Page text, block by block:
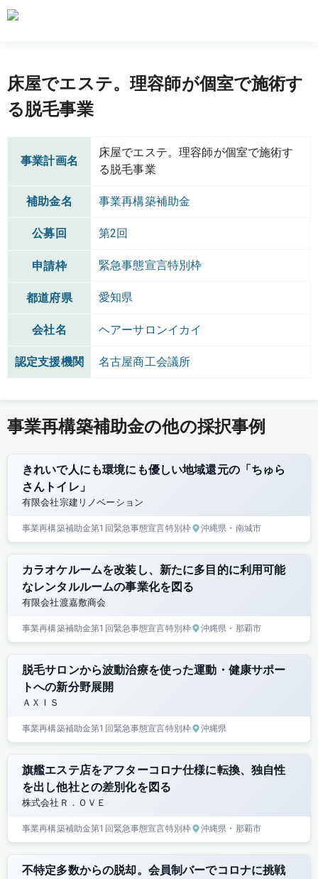
床屋でエステ。理容師が個室で施術す
る脱毛事業
事業計画名
床屋でエステ。理容師が個室で施術す
る脱毛事業
補助金名 事業再構築補助金
公募回 第2回
申請枠 緊急事態宣言特別枠
都道府県 愛知県
会社名 ヘアーサロンイカイ
認定支援機関 名古屋商工会議所
事業再構築補助金の他の採択事例
きれいで人にも環境にも優しい地域還元の「ちゅら
さんトイレ」
有限会社宗建リノベーション
事業再構築補助金第1回緊急事態宣言特別枠 沖縄県 ・南城市
カラオケルームを改装し、新たに多目的に利用可能
なレンタルルームの事業化を図る
有限会社渡嘉敷商会
事業再構築補助金第1回緊急事態宣言特別枠 沖縄県 ・那覇市
脱毛サロンから波動治療を使った運動・健康サポー
トへの新分野展開
ＡＸＩＳ
事業再構築補助金第1回緊急事態宣言特別枠 沖縄県
旗艦エステ店をアフターコロナ仕様に転換、独自性
を出し他社との差別化を図る
株式会社Ｒ．ＯＶＥ
事業再構築補助金第1回緊急事態宣言特別枠 沖縄県 ・那覇市
不特定多数からの脱却。会員制バーでコロナに挑戦